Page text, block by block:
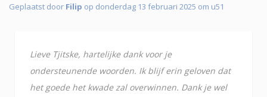
Geplaatst door Filip op donderdag 13 februari 2025 om u51
Lieve Tjitske, hartelijke dank voor je
ondersteunende woorden. Ik blijf erin geloven dat
het goede het kwade zal overwinnen. Dank je wel